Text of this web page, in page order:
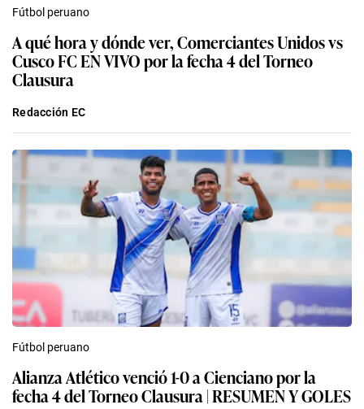
Fútbol peruano
A qué hora y dónde ver, Comerciantes Unidos vs
Cusco FC EN VIVO por la fecha 4 del Torneo
Clausura
Redacción EC
Fútbol peruano
Alianza Atlético venció 1-0 a Cienciano por la
fecha 4 del Torneo Clausura | RESUMEN Y GOLES